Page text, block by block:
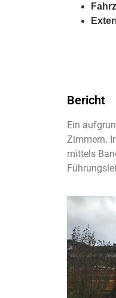
Bericht
Ein
Zimmern.
mittels